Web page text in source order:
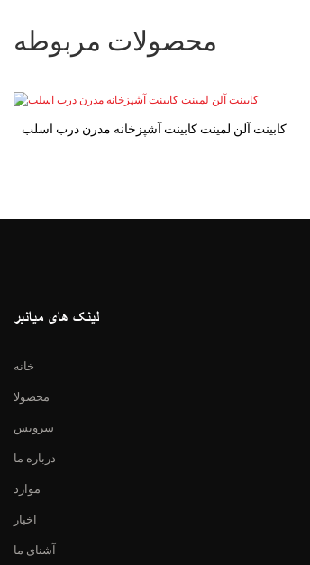
محصولات مربوطه
کابینت آلن لمینت کابینت آشپزخانه مدرن درب اسلب
لینک های میانبر
خانه
محصولا
سرویس
درباره ما
موارد
اخبار
آشنای ما